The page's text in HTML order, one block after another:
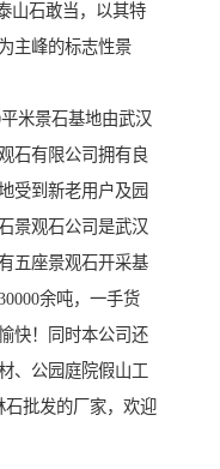
山石敢当，以其特
主峰的标志性景
米景石基地由武汉
石有限公司拥有良
受到新老用户及园
景观石公司是武汉
五座景观石开采基
余吨，一手货
快！同时本公司还
、公园庭院假山工
石批发的厂家，欢迎